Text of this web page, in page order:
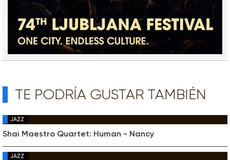
TE PODRÍA GUSTAR TAMBIÉN
JAZZ
Shai Maestro Quartet: Human - Nancy
JAZZ